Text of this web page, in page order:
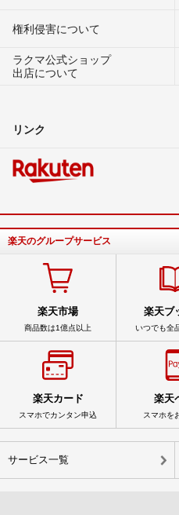
権利侵害について
ラクマ公式ショップ
出店について
リンク
楽天のグループサービス
楽天市場
商品数は1億点以上
楽天ブ
いつでも全
楽天カード
スマホでカンタン申込
楽天
スマホを
サービス一覧